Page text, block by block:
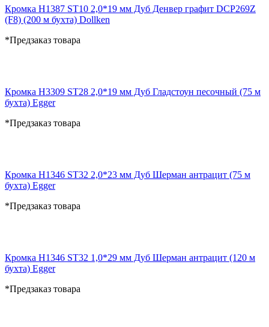
Кромка H1387 ST10 2,0*19 мм Дуб Денвер графит DCP269Z
(F8) (200 м бухта) Dollken
*Предзаказ товара
Кромка H3309 ST28 2,0*19 мм Дуб Гладстоун песочный (75 м
бухта) Egger
*Предзаказ товара
Кромка H1346 ST32 2,0*23 мм Дуб Шерман антрацит (75 м
бухта) Egger
*Предзаказ товара
Кромка H1346 ST32 1,0*29 мм Дуб Шерман антрацит (120 м
бухта) Egger
*Предзаказ товара